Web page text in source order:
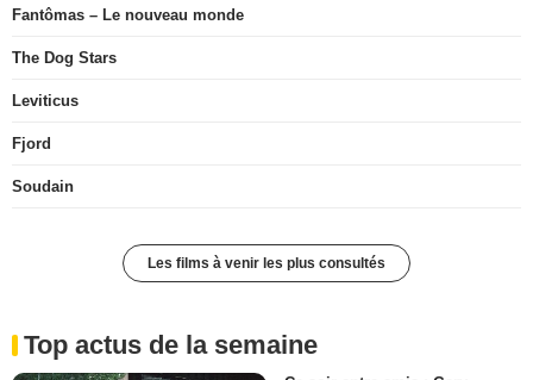
Fantômas – Le nouveau monde
The Dog Stars
Leviticus
Fjord
Soudain
Les films à venir les plus consultés
Top actus de la semaine